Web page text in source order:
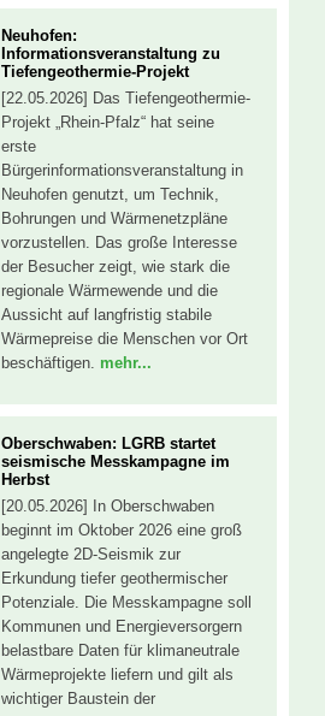
Neuhofen:
Informationsveranstaltung zu
Tiefengeothermie-Projekt
[22.05.2026] Das Tiefengeothermie-
Projekt „Rhein-Pfalz“ hat seine
erste
Bürgerinformationsveranstaltung in
Neuhofen genutzt, um Technik,
Bohrungen und Wärmenetzpläne
vorzustellen. Das große Interesse
der Besucher zeigt, wie stark die
regionale Wärmewende und die
Aussicht auf langfristig stabile
Wärmepreise die Menschen vor Ort
beschäftigen. mehr...
Oberschwaben: LGRB startet
seismische Messkampagne im
Herbst
[20.05.2026] In Oberschwaben
beginnt im Oktober 2026 eine groß
angelegte 2D-Seismik zur
Erkundung tiefer geothermischer
Potenziale. Die Messkampagne soll
Kommunen und Energieversorgern
belastbare Daten für klimaneutrale
Wärmeprojekte liefern und gilt als
wichtiger Baustein der